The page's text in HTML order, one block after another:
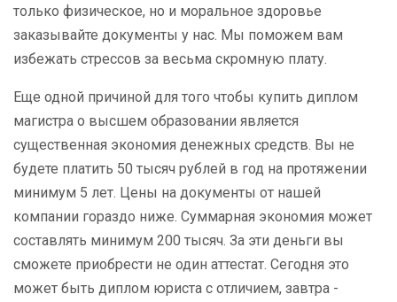
только физическое, но и моральное здоровье
заказывайте документы у нас. Мы поможем вам
избежать стрессов за весьма скромную плату.
Еще одной причиной для того чтобы купить диплом
магистра о высшем образовании является
существенная экономия денежных средств. Вы не
будете платить 50 тысяч рублей в год на протяжении
минимум 5 лет. Цены на документы от нашей
компании гораздо ниже. Суммарная экономия может
составлять минимум 200 тысяч. За эти деньги вы
сможете приобрести не один аттестат. Сегодня это
может быть диплом юриста с отличием, завтра -